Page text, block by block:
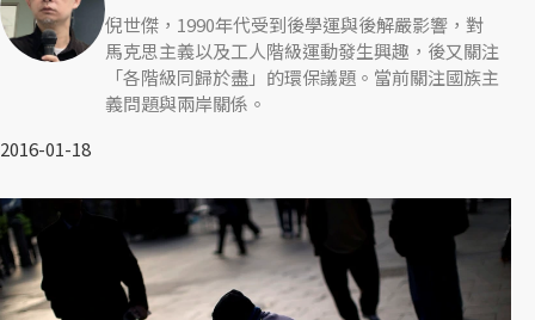
倪世傑，1990年代受到後學運與後解嚴影響，對
馬克思主義以及工人階級運動發生興趣，後又關注
「各階級同歸於盡」的環保議題。當前關注國族主
義問題與兩岸關係。
2016-01-18